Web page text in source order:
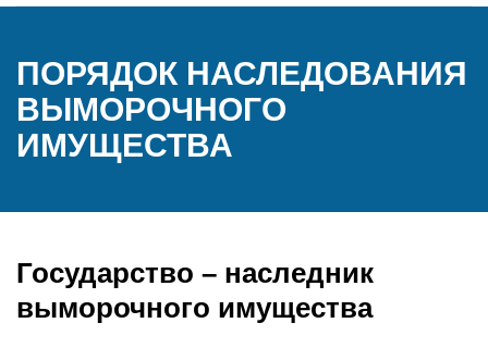
ПОРЯДОК НАСЛЕДОВАНИЯ
ВЫМОРОЧНОГО
ИМУЩЕСТВА
Государство – наследник
выморочного имущества